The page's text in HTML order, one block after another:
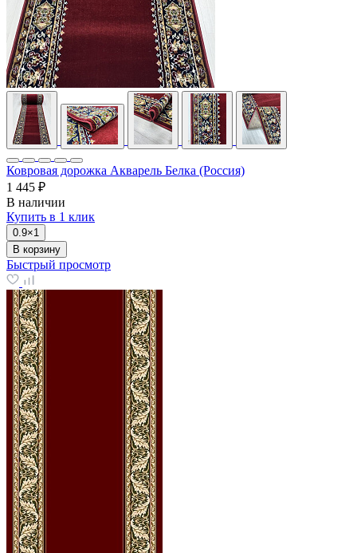
Ковровая дорожка Акварель Белка (Россия)
1 445 ₽
В наличии
Купить в 1 клик
0.9×1
В корзину
Быстрый просмотр